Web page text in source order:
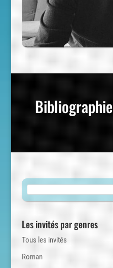
Bibliographie
Les invités par genres
Tous les invités
Roman